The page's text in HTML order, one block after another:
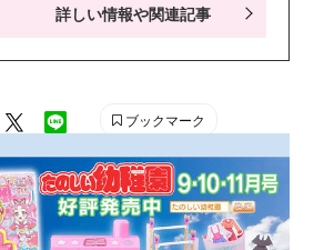
は日々の食卓を明るく彩る料理教
詳しい情報や関連記事
ブックマーク